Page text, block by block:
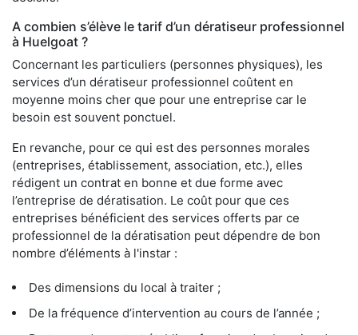
A combien s’élève le tarif d’un dératiseur professionnel
à Huelgoat ?
Concernant les particuliers (personnes physiques), les
services d’un dératiseur professionnel coûtent en
moyenne moins cher que pour une entreprise car le
besoin est souvent ponctuel.
En revanche, pour ce qui est des personnes morales
(entreprises, établissement, association, etc.), elles
rédigent un contrat en bonne et due forme avec
l’entreprise de dératisation. Le coût pour que ces
entreprises bénéficient des services offerts par ce
professionnel de la dératisation peut dépendre de bon
nombre d’éléments à l'instar :
Des dimensions du local à traiter ;
De la fréquence d’intervention au cours de l’année ;